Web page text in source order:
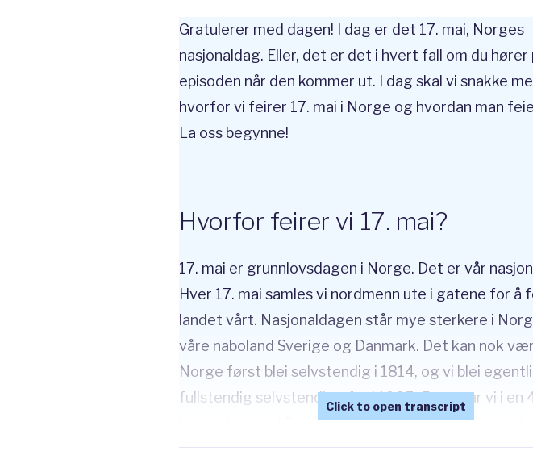
Gratulerer med dagen! I dag er det 17. mai, Norges
nasjonaldag. Eller, det er det i hvert fall om du hører
episoden når den kommer ut. I dag skal vi snakke
hvorfor vi feirer 17. mai i Norge og hvordan man
La oss begynne!
Hvorfor feirer vi 17. mai?
17. mai er grunnlovsdagen i Norge. Det er vår
Hver 17. mai samles vi nordmenn ute i gatene for å
landet vårt. Nasjonaldagen står mye sterkere i
våre naboland Sverige og Danmark. Det kan nok
Norge først blei selvstendig i 1814, og vi blei
fullstendig selvstendige før i 1905. Først var vi i en
lang union med Danmark, før vi i 1814 blei tvunget